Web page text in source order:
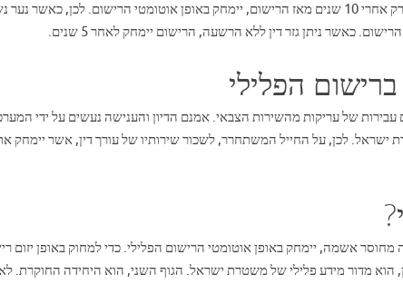
באופן כללי, אחרי 7 שנים, חלה התיישנות על הרישום. אך, רק אחרי 10 שנים מאז הרישום, יימחק באופן אוטומטי הרישום. לכן, כאשר
הפלילי
עבירות של עריקות מהשירות הצבאי. אמנם הדיון והענישה נעשים על ידי
לכן, על החייל המשתחרר, לשכור שירותיו של עורך דין, אשר יימחק
אשמה, יימחק באופן אוטומטי הרישום הפלילי. כדי למחוק באופן יזום
הגוף הראשון, הוא מדור מידע פלילי של משטרת ישראל. הגוף השני, הוא היחידה החוקרת.